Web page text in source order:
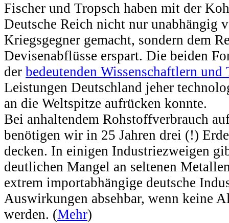
Fischer und Tropsch haben mit der
Deutsche Reich nicht nur unabhängig
Kriegsgegner gemacht, sondern dem
Devisenabflüsse erspart. Die beiden
der bedeutenden Wissenschaftlern und
Leistungen Deutschland jeher
an die Weltspitze aufrücken konnte.
Bei anhaltendem Rohstoffverbrauch
benötigen wir in 25 Jahren drei (!)
decken. In einigen Industriezweigen
deutlichen Mangel an seltenen
extrem importabhängige deutsche
Auswirkungen absehbar, wenn keine
werden. (Mehr)